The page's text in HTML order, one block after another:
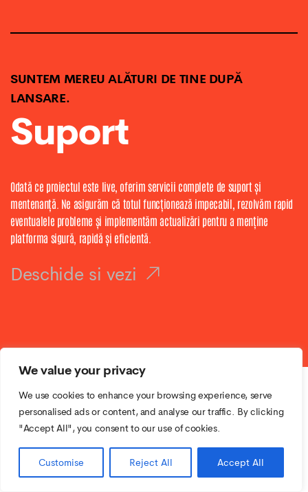
We value your privacy
We use cookies to enhance your browsing experience, serve
personalised ads or content, and analyse our traffic. By clicking
"Accept All", you consent to our use of cookies.
Customise Reject All Accept All
SUNTEM MEREU ALĂTURI DE TINE DUPĂ
LANSARE.
Suport
Odată ce proiectul este live, oferim servicii complete de suport și
mentenanță. Ne asigurăm că totul funcționează impecabil, rezolvăm rapid
eventualele probleme și implementăm actualizări pentru a menține
platforma sigură, rapidă și eficientă.
Deschide si vezi